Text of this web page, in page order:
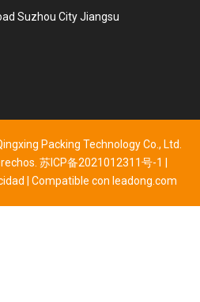
Suzhou City Jiangsu
Packing Technology Co., Ltd.
苏ICP备2021012311号-1
| Compatible con leadong.com